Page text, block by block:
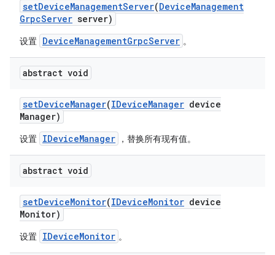
setDeviceManagementServer(DeviceManagement
GrpcServer server)
设置 DeviceManagementGrpcServer 。
abstract void
setDeviceManager(IDeviceManager device
Manager)
设置 IDeviceManager ，替换所有现有值。
abstract void
setDeviceMonitor(IDeviceMonitor device
Monitor)
设置 IDeviceMonitor 。